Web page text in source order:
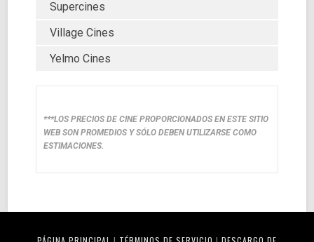
Supercines
Village Cines
Yelmo Cines
***LOS PRECIOS DE CINE PROPORCIONADOS EN ESTE SITIO
WEB SON PROMEDIOS Y SÓLO DEBEN UTILIZARSE COMO
ESTIMACIONES.